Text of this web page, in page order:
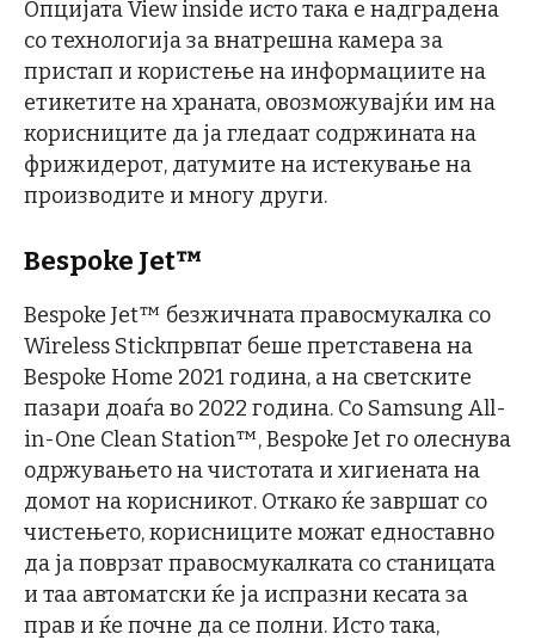
Опцијата View inside исто така е надградена
со технологија за внатрешна камера за
пристап и користење на информациите на
етикетите на храната, овозможувајќи им на
корисниците да ја гледаат содржината на
фрижидерот, датумите на истекување на
производите и многу други.
Bespoke Jet™
Bespoke Jet™ безжичната правосмукалка со
Wireless Stickпрвпат беше претставена на
Bespoke Home 2021 година, а на светските
пазари доаѓа во 2022 година. Со Samsung All-
in-One Clean Station™, Bespoke Jet го олеснува
одржувањето на чистотата и хигиената на
домот на корисникот. Откако ќе завршат со
чистењето, корисниците можат едноставно
да ја поврзат правосмукалката со станицата
и таа автоматски ќе ја испразни кесата за
прав и ќе почне да се полни. Исто така,